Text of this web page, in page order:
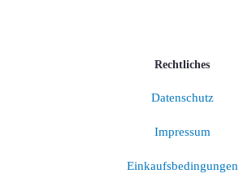
Rechtliches
Datenschutz
Impressum
Einkaufsbedingungen